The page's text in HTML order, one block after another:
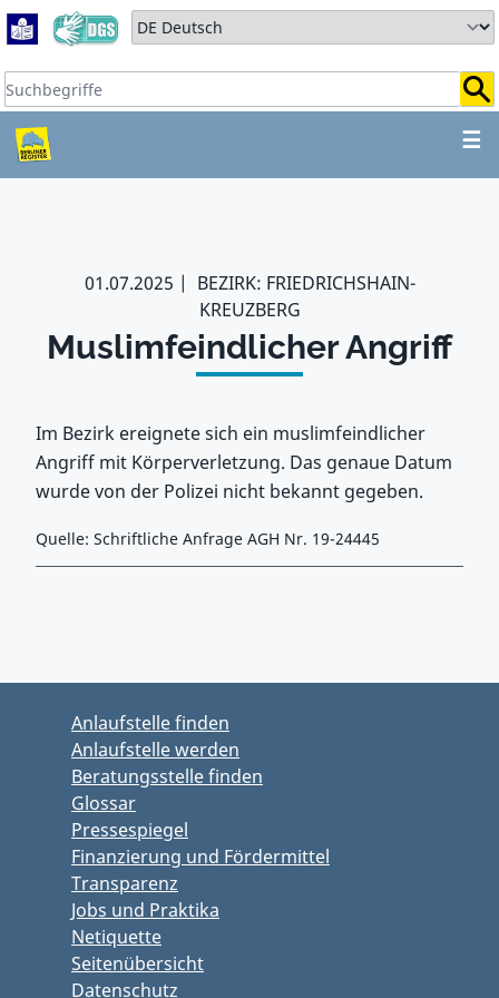
Zum Hauptbereich springen
Zum Hauptmenü springen
Sprache auswählen:
Suchbegriffe:
☰
ZUM HAUPTBEREICH
01.07.2025
BEZIRK: FRIEDRICHSHAIN-
KREUZBERG
Muslimfeindlicher Angriff
Im Bezirk ereignete sich ein muslimfeindlicher
Angriff mit Körperverletzung. Das genaue Datum
wurde von der Polizei nicht bekannt gegeben.
Quelle: Schriftliche Anfrage AGH Nr. 19-24445
Anlaufstelle finden
Anlaufstelle werden
Beratungsstelle finden
Glossar
Pressespiegel
Finanzierung und Fördermittel
Transparenz
Jobs und Praktika
Netiquette
Seitenübersicht
Datenschutz